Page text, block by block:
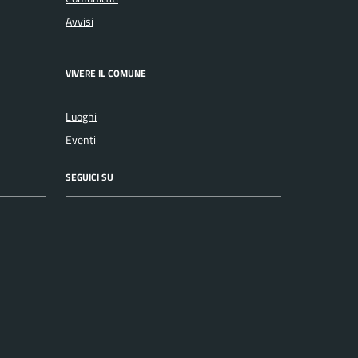
Avvisi
VIVERE IL COMUNE
Luoghi
Eventi
SEGUICI SU